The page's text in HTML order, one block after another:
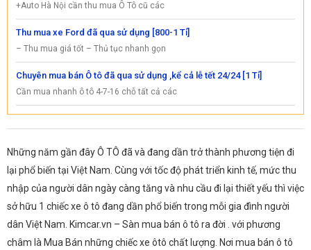
+Auto Hà Nội cần thu mua Ô Tô cũ các
Thu mua xe Ford đã qua sử dụng [800-1 Tỉ]
– Thu mua giá tốt – Thủ tục nhanh gọn
Chuyên mua bán Ô tô đã qua sử dụng ,kể cả lễ tết 24/24 [1 Tỉ]
Cần mua nhanh ô tô 4-7-16 chỗ tất cả các
Những năm gần đây Ô TÔ đã và đang dần trở thành phương tiện đi
lại phổ biến tại Việt Nam. Cùng với tốc độ phát triển kinh tế, mức thu
nhập của người dân ngày càng tăng và nhu cầu đi lại thiết yếu thì việc
sở hữu 1 chiếc xe ô tô đang dần phổ biến trong mỗi gia đình người
dân Việt Nam. Kimcar.vn – Sàn mua bán ô tô ra đời . với phương
châm là Mua Bán những chiếc xe ôtô chất lượng. Nơi mua bán ô tô